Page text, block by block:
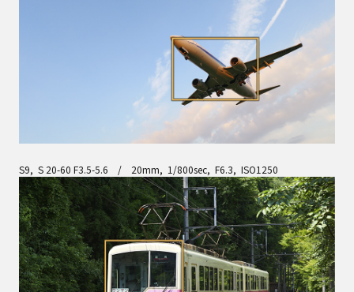
S9, S 20-60 F3.5-5.6 / 20mm, 1/800sec, F6.3, ISO1250